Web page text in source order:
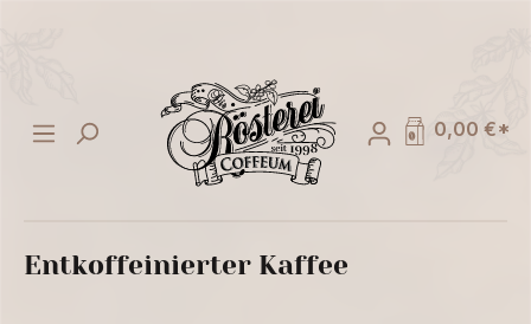
0,00 €*
Entkoffeinierter Kaffee